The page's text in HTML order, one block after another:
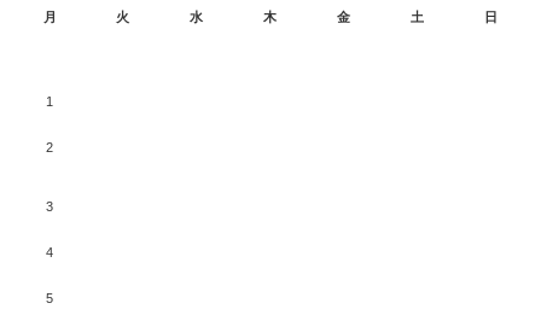
月 火 水 木 金 土 日
1
2
3
4
5